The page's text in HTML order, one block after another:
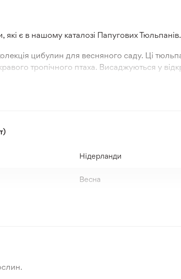
які є в нашому каталозі Папугових Тюльпанів.
цибулин для весняного саду. Ці
тропічного птаха. Висаджуються у
затінених ділянках з добре
Нідерланди
Весна